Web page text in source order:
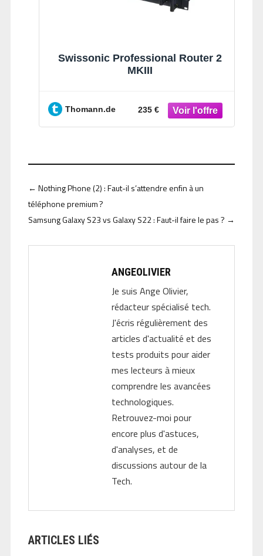
Swissonic Professional Router 2
MKIII
Thomann.de 235 €
← Nothing Phone (2) : Faut-il s’attendre enfin à un
téléphone premium ?
Samsung Galaxy S23 vs Galaxy S22 : Faut-il faire le pas ? →
ANGEOLIVIER
Je suis Ange Olivier,
rédacteur spécialisé tech.
J'écris régulièrement des
articles d'actualité et des
tests produits pour aider
mes lecteurs à mieux
comprendre les avancées
technologiques.
Retrouvez-moi pour
encore plus d'astuces,
d'analyses, et de
discussions autour de la
Tech.
ARTICLES LIÉS